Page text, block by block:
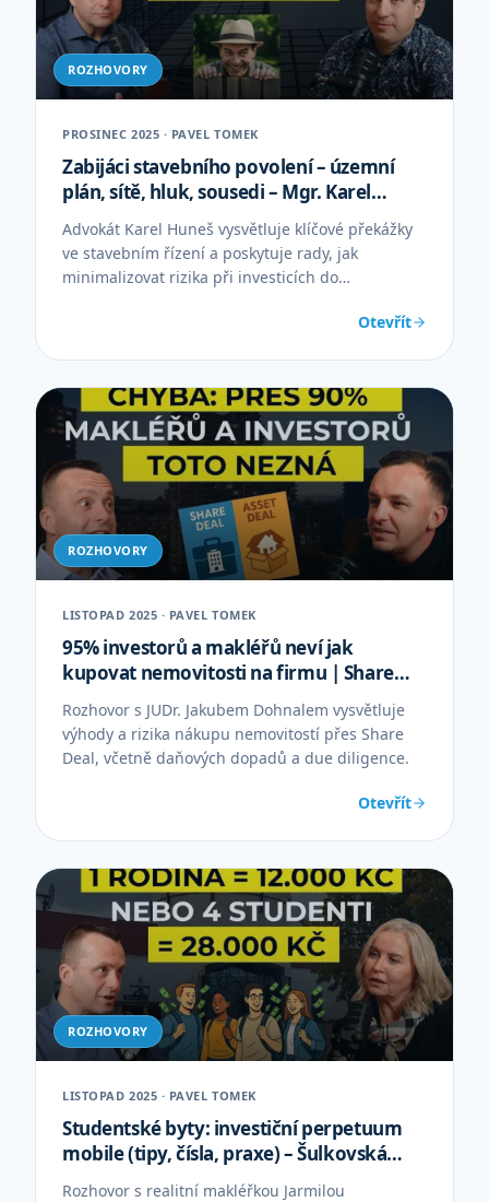
ROZHOVORY
PROSINEC 2025 · PAVEL TOMEK
Zabijáci stavebního povolení – územní
plán, sítě, hluk, sousedi – Mgr. Karel
Huneš
Advokát Karel Huneš vysvětluje klíčové překážky
ve stavebním řízení a poskytuje rady, jak
minimalizovat rizika při investicích do
Otevřít
ROZHOVORY
LISTOPAD 2025 · PAVEL TOMEK
95% investorů a makléřů neví jak
kupovat nemovitosti na firmu | Share
Deal – JUDr. Jakub Dohnal
Rozhovor s JUDr. Jakubem Dohnalem vysvětluje
výhody a rizika nákupu nemovitostí přes Share
Deal, včetně daňových dopadů a due diligence.
Otevřít
ROZHOVORY
LISTOPAD 2025 · PAVEL TOMEK
Studentské byty: investiční perpetuum
mobile (tipy, čísla, praxe) – Šulkovská
Jarmila
Rozhovor s realitní makléřkou Jarmilou